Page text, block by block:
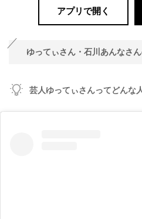
アプリで開く
ゆってぃさん・石川あんなさ
芸人ゆってぃさんってどんな